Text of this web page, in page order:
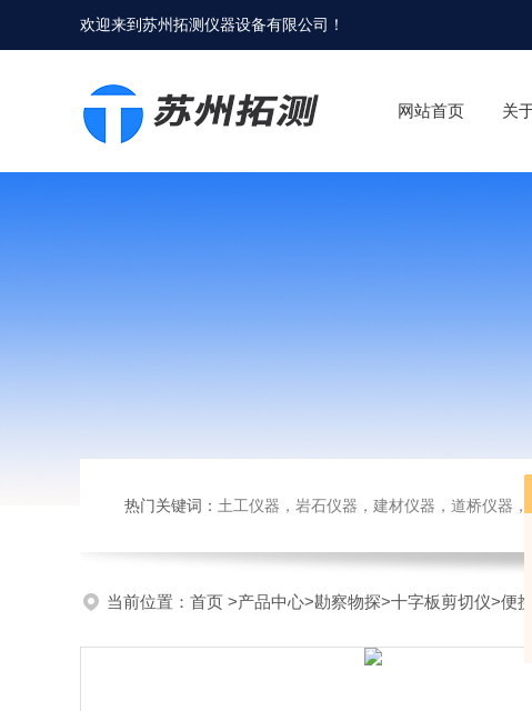
欢迎来到苏州拓测仪器设备有限公司 ！
网站首页 关
热门关键词： 土工仪器，岩石仪器，建材仪器，道桥仪器，检测
当前位置： 首页 >产品中心>勘察物探>十字板剪切仪>便